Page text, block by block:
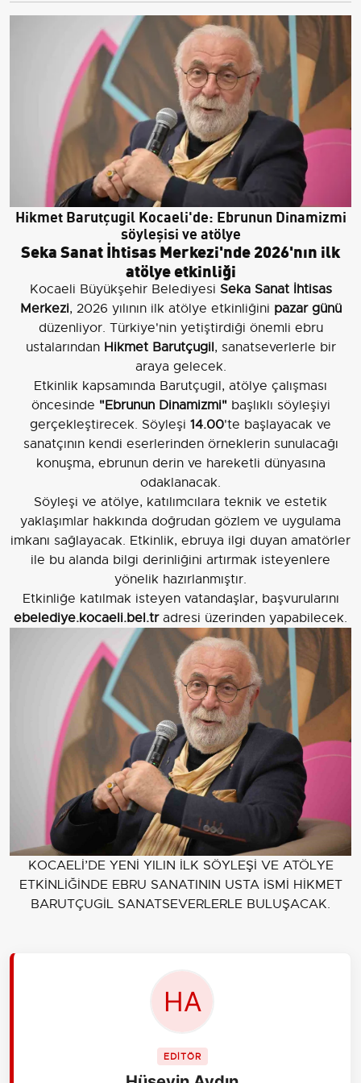
Hikmet Barutçugil Kocaeli'de: Ebrunun Dinamizmi
söyleşisi ve atölye
Seka Sanat İhtisas Merkezi'nde 2026'nın ilk
atölye etkinliği
Kocaeli Büyükşehir Belediyesi Seka Sanat İhtisas
Merkezi, 2026 yılının ilk atölye etkinliğini pazar günü
düzenliyor. Türkiye'nin yetiştirdiği önemli ebru
ustalarından Hikmet Barutçugil, sanatseverlerle bir
araya gelecek.
Etkinlik kapsamında Barutçugil, atölye çalışması
öncesinde "Ebrunun Dinamizmi"başlıklı söyleşiyi
gerçekleştirecek. Söyleşi 14.00'te başlayacak ve
sanatçının kendi eserlerinden örneklerin sunulacağı
konuşma, ebrunun derin ve hareketli dünyasına
odaklanacak.
Söyleşi ve atölye, katılımcılara teknik ve estetik
yaklaşımlar hakkında doğrudan gözlem ve uygulama
imkanı sağlayacak. Etkinlik, ebruya ilgi duyan amatörler
ile bu alanda bilgi derinliğini artırmak isteyenlere
yönelik hazırlanmıştır.
Etkinliğe katılmak isteyen vatandaşlar, başvurularını
ebelediye.kocaeli.bel.tradresi üzerinden yapabilecek.
KOCAELİ’DE YENİ YILIN İLK SÖYLEŞİ VE ATÖLYE
ETKİNLİĞİNDE EBRU SANATININ USTA İSMİ HİKMET
BARUTÇUGİL SANATSEVERLERLE BULUŞACAK.
EDİTÖR